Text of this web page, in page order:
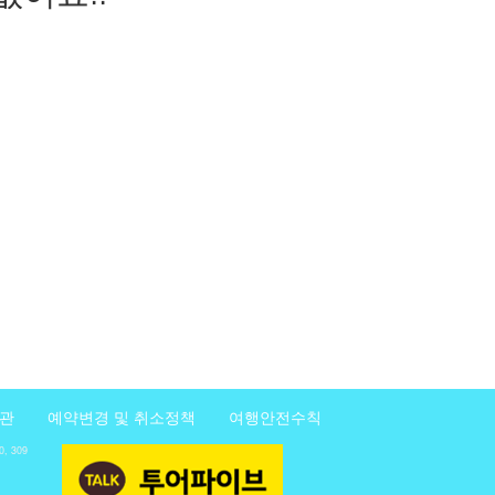
예약변경 및 취소정책 여행안전수칙
309